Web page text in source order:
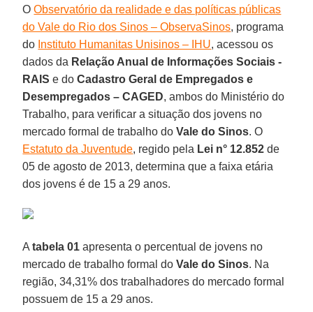
OObservatório da realidade e das políticas públicas
do Vale do Rio dos Sinos – ObservaSinos, programa
do Instituto Humanitas Unisinos – IHU, acessou os
dados da Relação Anual de Informações Sociais -
RAIS e doCadastro Geral de Empregados e
Desempregados – CAGED, ambos do Ministério do
Trabalho, para verificar a situação dos jovens no
mercado formal de trabalho doVale do Sinos. O
Estatuto da Juventude, regido pela Lei n° 12.852 de
05 de agosto de 2013, determina que a faixa etária
dos jovens é de 15 a 29 anos.
Atabela 01 apresenta o percentual de jovens no
mercado de trabalho formal doVale do Sinos. Na
região, 34,31% dos trabalhadores do mercado formal
possuem de 15 a 29 anos.